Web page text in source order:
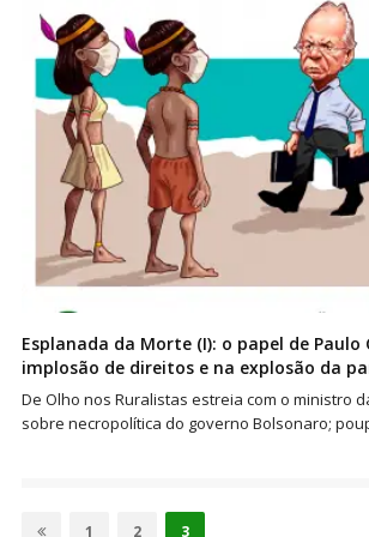
Esplanada da Morte (I): o papel de Paulo
implosão de direitos e na explosão da
De Olho nos Ruralistas estreia com o ministro
sobre necropolítica do governo Bolsonaro;
de
Page
1 Page
2 Page
3